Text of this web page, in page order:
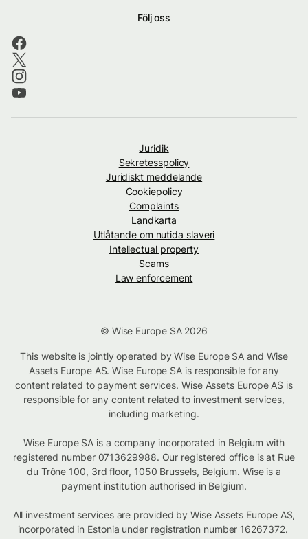
Följ oss
Juridik
Sekretesspolicy
Juridiskt meddelande
Cookiepolicy
Complaints
Landkarta
Utlåtande om nutida slaveri
Intellectual property
Scams
Law enforcement
© Wise Europe SA 2026
This website is jointly operated by Wise Europe SA and Wise
Assets Europe AS. Wise Europe SA is responsible for any
content related to payment services. Wise Assets Europe AS is
responsible for any content related to investment services,
including marketing.
Wise Europe SA is a company incorporated in Belgium with
registered number 0713629988. Our registered office is at Rue
du Trône 100, 3rd floor, 1050 Brussels, Belgium. Wise is a
payment institution authorised in Belgium.
All investment services are provided by Wise Assets Europe AS,
incorporated in Estonia under registration number 16267372.